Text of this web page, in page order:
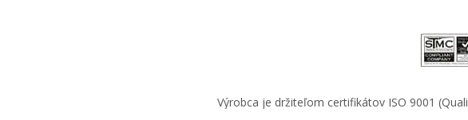
Výrobca je držiteľom certifikátov ISO 9001